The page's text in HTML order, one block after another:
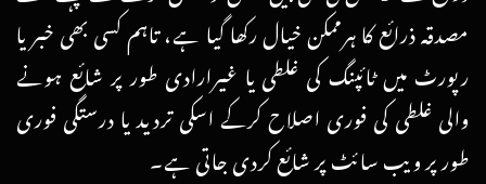
مصدقہ ذرائع کا ہرممکن خیال رکھا گیا ہے، تاہم کسی بھی خبر یا
رپورٹ میں ٹائپنگ کی غلطی یا غیرارادی طور پر شائع ہونے
والی غلطی کی فوری اصلاح کرکے اسکی تردید یا درستگی فوری
طور پر ویب سائٹ پر شائع کردی جاتی ہے۔